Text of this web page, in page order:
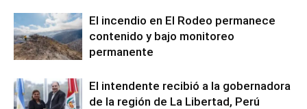
El incendio en El Rodeo permanece
contenido y bajo monitoreo
permanente
El intendente recibió a la gobernadora
de la región de La Libertad, Perú